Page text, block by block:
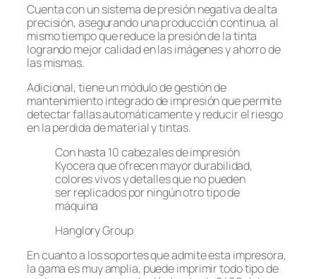
Cuenta con un sistema de presión negativa de alta
precisión, asegurando una producción continua, al
mismo tiempo que reduce la presión de la tinta
logrando mejor calidad en las imágenes y ahorro de
las mismas.
Adicional, tiene un módulo de gestión de
mantenimiento integrado de impresión que permite
detectar fallas automáticamente y reducir el riesgo
en la perdida de material y tintas.
Con hasta 10 cabezales de impresión
Kyocera que ofrecen mayor durabilidad,
colores vivos y detalles que no pueden
ser replicados por ningún otro tipo de
máquina
Hanglory Group
En cuanto a los soportes que admite esta impresora,
la gama es muy amplia, puede imprimir todo tipo de